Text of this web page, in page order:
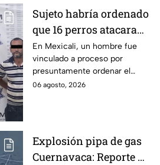
Sujeto habría ordenado
que 16 perros atacaran
a su hermana con
discapacidad en
Mexicali, BC
En Mexicali, un hombre fue
vinculado a proceso por
presuntamente ordenar el
ataque de 16 perros contra su
06 agosto, 2026
Explosión pipa de gas
Cuernavaca: Reporte de